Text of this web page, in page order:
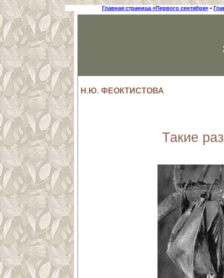
Главная страница «Первого сентября»•
Н.Ю. ФЕОКТИСТОВА
Такие